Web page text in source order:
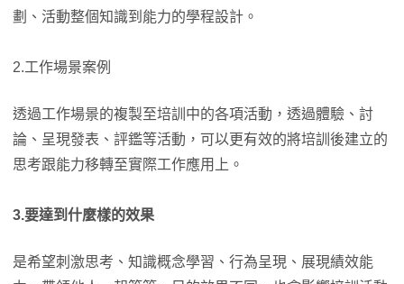
劃、活動整個知識到能力的學程設計。
2.工作場景案例
透過工作場景的複製至培訓中的各項活動，透過體驗、討
論、呈現發表、評鑑等活動，可以更有效的將培訓後建立的
思考跟能力移轉至實際工作應用上。
3.要達到什麼樣的效果
是希望刺激思考、知識概念學習、行為呈現、展現績效能